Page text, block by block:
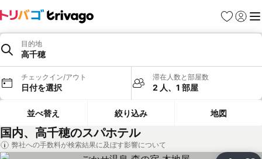
お気に入り
ログイ
メ
目的地
高千穂
チェックイン/アウト
日付を選択
滞在人数と部屋数
2 人、1 部屋
並べ替え 絞り込み 地図
国内、高千穂のスパホテル
弊社への手数料が検索結果に及ぼす影響について